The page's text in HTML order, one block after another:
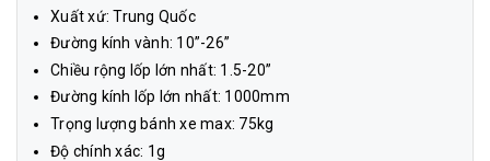
Xuất xứ: Trung Quốc
Đường kính vành: 10”-26”
Chiều rộng lốp lớn nhất: 1.5-20”
Đường kính lốp lớn nhất: 1000mm
Trọng lượng bánh xe max: 75kg
Độ chính xác: 1g